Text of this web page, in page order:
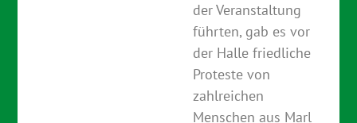
der Veranstaltung
führten, gab es vor
der Halle friedliche
Proteste von
zahlreichen
Menschen aus Marl